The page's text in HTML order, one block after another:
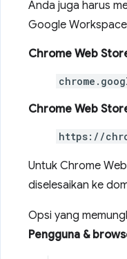
Anda juga harus
Google
Chrome Web
Chrome Web
https://
Untuk Chrome
diselesaikan ke
Opsi yang
Pengguna &